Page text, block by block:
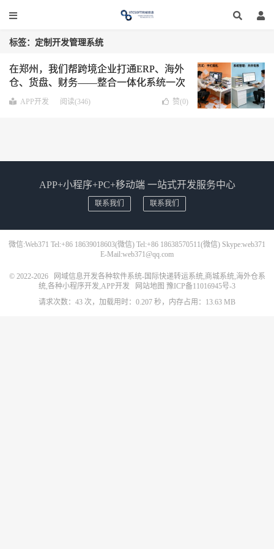
标签：定制开发管理系统
在郑州，我们帮跨境企业打通ERP、海外
仓、货盘、财务——整合一体化系统一次
开发，源码交付
APP开发 阅读(346) 赞(0)
APP+小程序+PC+移动端 一站式开发服务中心
联系我们 联系我们
微信:Web371 Tel:+86 18639018603(微信) Tel:+86 18638570511(微信) Skype:web371
E-Mail:web371@qq.com
© 2022-2026
网域信息开发各种软件系统-国际快递转运系统,商城系统,海外仓系
统,各种小程序开发,APP开发
网站地图 豫ICP备11016945号-3
请求次数：43 次，加载用时：0.207 秒，内存占用：13.63 MB